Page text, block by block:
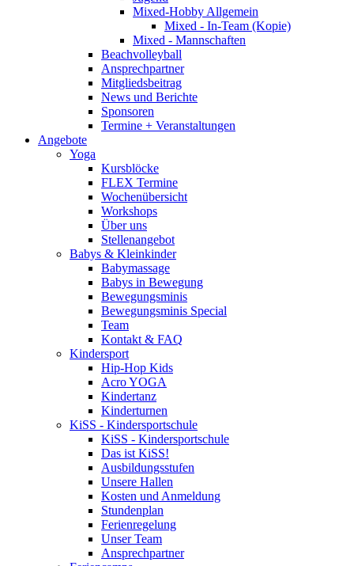
Mixed-Hobby Allgemein
Mixed - In-Team (Kopie)
Mixed - Mannschaften
Beachvolleyball
Ansprechpartner
Mitgliedsbeitrag
News und Berichte
Sponsoren
Termine + Veranstaltungen
Angebote
Yoga
Kursblöcke
FLEX Termine
Wochenübersicht
Workshops
Über uns
Stellenangebot
Babys & Kleinkinder
Babymassage
Babys in Bewegung
Bewegungsminis
Bewegungsminis Special
Team
Kontakt & FAQ
Kindersport
Hip-Hop Kids
Acro YOGA
Kindertanz
Kinderturnen
KiSS - Kindersportschule
KiSS - Kindersportschule
Das ist KiSS!
Ausbildungsstufen
Unsere Hallen
Kosten und Anmeldung
Stundenplan
Ferienregelung
Unser Team
Ansprechpartner